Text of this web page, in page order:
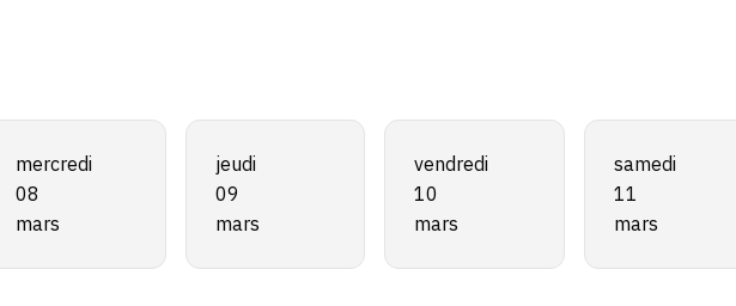
mercredi
08
mars
jeudi
09
mars
vendredi
10
mars
samedi
11
mars